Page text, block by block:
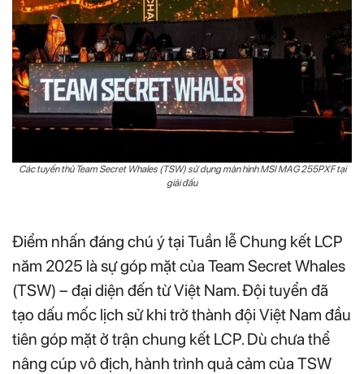
Các tuyển thủ Team Secret Whales (TSW) sử dụng màn hình MSI MAG 255PXF tại
giải đấu
Điểm nhấn đáng chú ý tại Tuần lễ Chung kết LCP
năm 2025 là sự góp mặt của Team Secret Whales
(TSW) – đại diện đến từ Việt Nam. Đội tuyển đã
tạo dấu mốc lịch sử khi trở thành đội Việt Nam đầu
tiên góp mặt ở trận chung kết LCP. Dù chưa thể
nâng cúp vô địch, hành trình quả cảm của TSW